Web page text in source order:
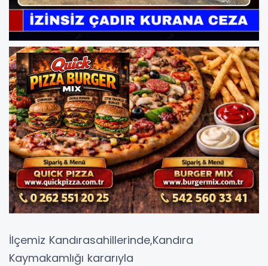
İlçemiz Kandırasahillerinde,Kandıra
Kaymakamlığı kararıyla